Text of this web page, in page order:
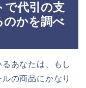
で代引の支
のかを調べ
あなたは、もし
の商品にかなり